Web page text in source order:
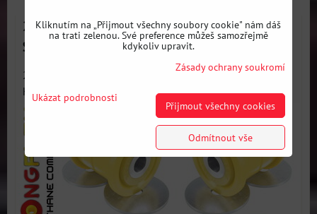
226231A Sada silentbloků zadního pomocného rámu
SPORT - Volkswagen B6 FWD
226231A: Sada silentbloků zadní nápravnice SPORT -
Kompletní sada...
Kliknutím na „Přijmout všechny soubory cookie" nám dáš
na trati zelenou. Své preference můžeš samozřejmě
kdykoliv upravit.
Zásady ochrany soukromí
Ukázat podrobnosti
Přijmout všechny cookies
Odmítnout vše